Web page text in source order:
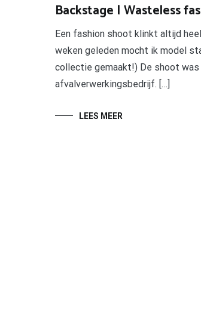
Backstage | Wasteless
Een fashion shoot klinkt altijd
weken geleden mocht ik model
collectie gemaakt!) De shoot was
afvalverwerkingsbedrijf. […]
LEES MEER